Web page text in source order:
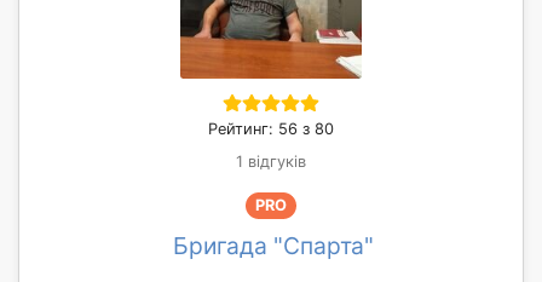
Рейтинг: 56 з 80
1 відгуків
PRO
Бригада "Спарта"